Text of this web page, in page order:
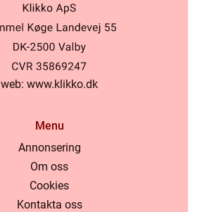
web: www.klikko.dk
Menu
Annonsering
Om oss
Cookies
Kontakta oss